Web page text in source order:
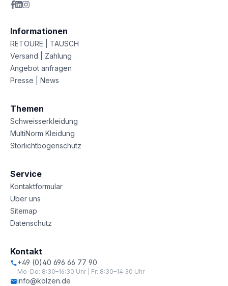
Informationen
RETOURE | TAUSCH
Versand | Zahlung
Angebot anfragen
Presse | News
Themen
Schweisserkleidung
MultiNorm Kleidung
Störlichtbogenschutz
Service
Kontaktformular
Über uns
Sitemap
Datenschutz
Kontakt
+49 (0)40 696 66 77 90
Mo–Do: 8:30–16:30 Uhr | Fr: 8:30–14:30 Uhr
info@kolzen.de